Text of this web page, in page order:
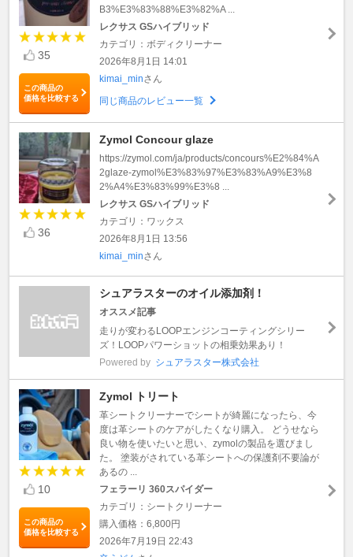
35
この商品の
価格を比較する
B3%E3%83%88%E3%82%A ...
レクサス GSハイブリッド
カテゴリ：ボディクリーナー
2026年8月1日 14:01
kimai_minさん
同じ商品のレビュー一覧
36
Zymol Concour glaze
https://zymol.com/ja/products/concours%E2%84%A
2glaze-zymol%E3%83%97%E3%83%A9%E3%8
2%A4%E3%83%99%E3%8 ...
レクサス GSハイブリッド
カテゴリ：ワックス
2026年8月1日 13:56
kimai_minさん
シュアラスターのオイル添加剤！
オススメ記事
走りが変わるLOOPエンジンコーティングシリー
ズ！LOOPパワーショットの相乗効果あり！
Powered by シュアラスター株式会社
10
この商品の
価格を比較する
Zymol トリート
革シートクリーナーでシートが綺麗になったら、今
度は革シートのケアがしたくなり購入。 どうせなら
良い物を使いたいと思い、zymolの製品を選びまし
た。 塗装がされている革シートへの保護剤不要論が
あるの ...
フェラーリ 360スパイダー
カテゴリ：シートクリーナー
購入価格：6,800円
2026年7月19日 22:43